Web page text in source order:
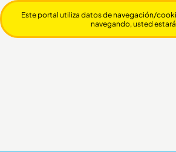
Este portal utiliza datos de navegación/
navegando, usted